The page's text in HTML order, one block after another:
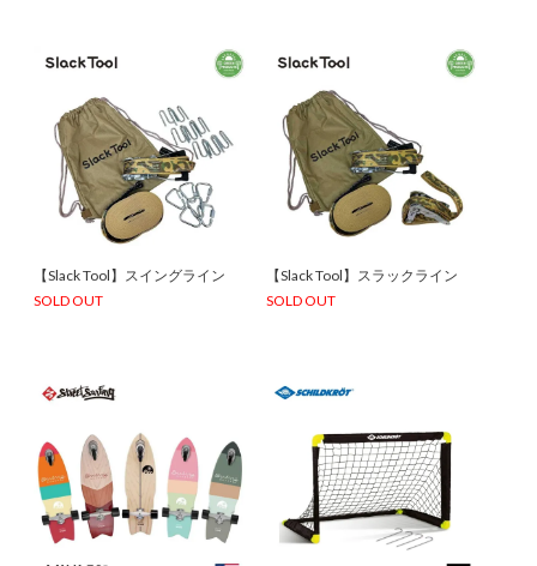
【Slack Tool】スイングライン
SOLD OUT
【Slack Tool】スラックライン
SOLD OUT